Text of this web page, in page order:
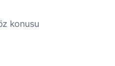
konusu